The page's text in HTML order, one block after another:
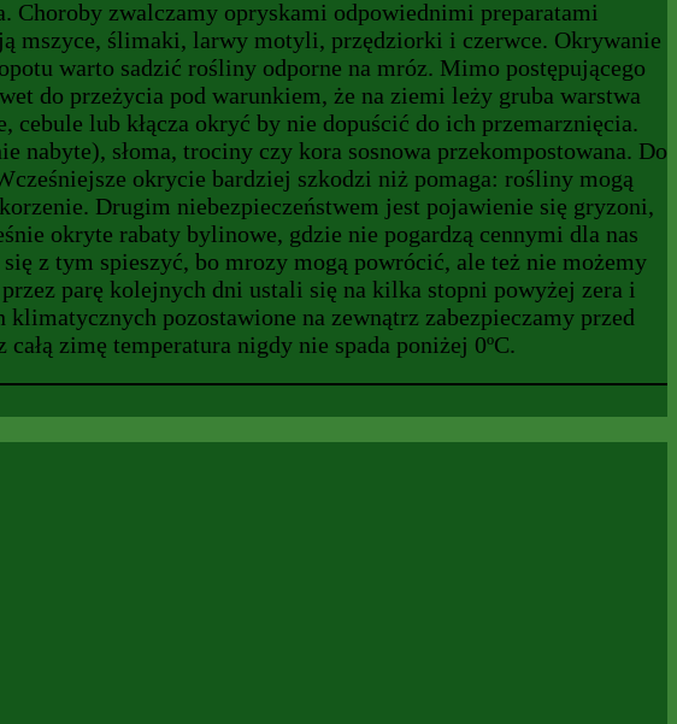
zwalczamy opryskami odpowiednimi preparatami
mszyce, ślimaki, larwy motyli, przędziorki i czerwce. Okrywanie
warto sadzić rośliny odporne na mróz. Mimo postępującego
do przeżycia pod warunkiem, że na ziemi leży gruba warstwa
lub kłącza okryć by nie dopuścić do ich przemarznięcia.
słoma, trociny czy kora sosnowa przekompostowana. Do
okrycie bardziej szkodzi niż pomaga: rośliny mogą
Drugim niebezpieczeństwem jest pojawienie się gryzoni,
okryte rabaty bylinowe, gdzie nie pogardzą cennymi dla nas
z tym spieszyć, bo mrozy mogą powrócić, ale też nie możemy
parę kolejnych dni ustali się na kilka stopni powyżej zera i
pozostawione na zewnątrz zabezpieczamy przed
zimę temperatura nigdy nie spada poniżej 0ºC.